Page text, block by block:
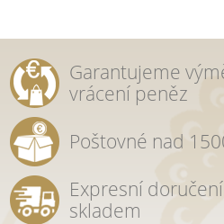
Garantujeme
vrácení peněz
Poštovné nad
Expresní
skladem